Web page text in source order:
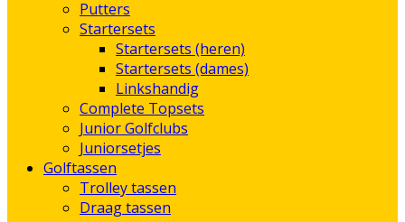
Putters
Startersets
Startersets (heren)
Startersets (dames)
Linkshandig
Complete Topsets
Junior Golfclubs
Juniorsetjes
Golftassen
Trolley tassen
Draag tassen